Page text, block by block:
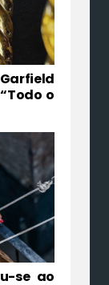
o
se ao